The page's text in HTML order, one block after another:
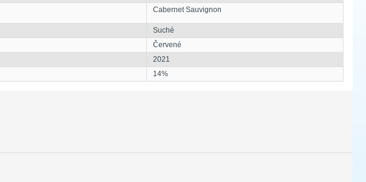
Cabernet Sauvignon
Suché
Červené
2021
14%